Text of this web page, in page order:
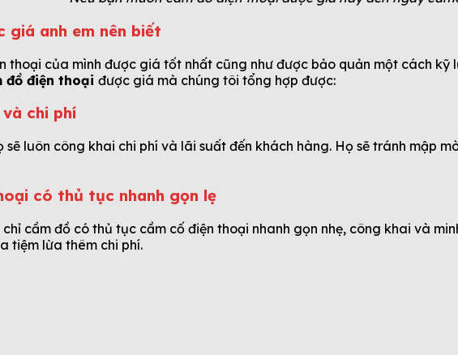
giá anh em nên biết
thoại của mình được giá tốt nhất cũng như được bảo quản một cách
đồ điện thoại được giá mà chúng tôi tổng hợp được:
chi phí
sẽ luôn công khai chi phí và lãi suất đến khách hàng. Họ sẽ tránh mập
có thủ tục nhanh gọn lẹ
cầm đồ có thủ tục cầm cố điện thoại nhanh gọn nhẹ, công khai và
tiệm lừa thêm chi phí.